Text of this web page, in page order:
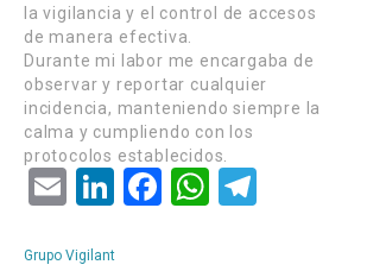
la vigilancia y el control de accesos
de manera efectiva.
Durante mi labor me encargaba de
observar y reportar cualquier
incidencia, manteniendo siempre la
calma y cumpliendo con los
protocolos establecidos.
Email LinkedIn FacebookWhatsApp
Grupo Vigilant